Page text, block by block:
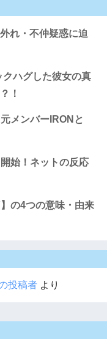
れ・不仲疑惑に迫
クハグした彼女の真
！
メンバーIRONと
始！ネットの反応
の4つの意味・由来
投稿者 より